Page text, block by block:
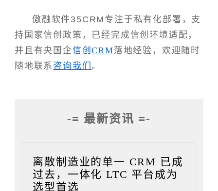
傲融软件35CRM专注于私有化部署，支
持国家信创政策，已经完成信创环境适配，
并且有央国企信创CRM落地经验，欢迎随时
随地联系 咨询我们。
-= 最新资讯 =-
离散制造业的单一 CRM 已成
过去，一体化 LTC 平台成为
选型首选